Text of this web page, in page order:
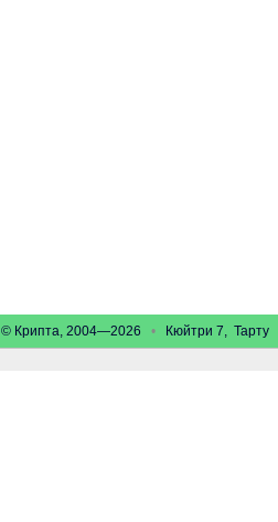
© Крипта, 2004—2026 • Кюйтри 7, Тарту